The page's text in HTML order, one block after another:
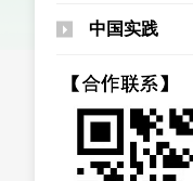
中国实践